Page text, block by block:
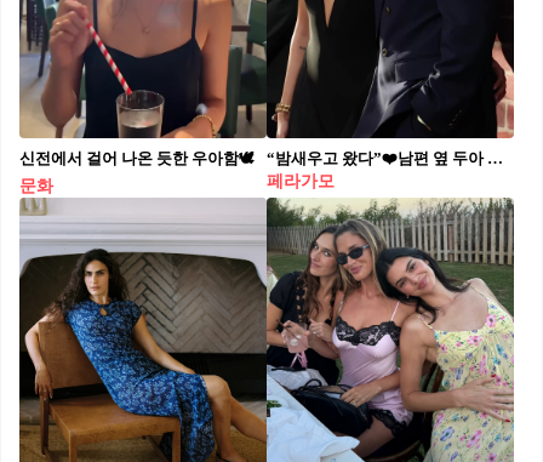
신전에서 걸어 나온 듯한 우아함🕊️
문화
“밤새우고 왔다”❤️남편 옆 두아 리파
페라가모